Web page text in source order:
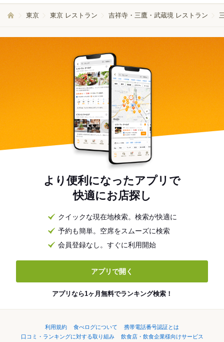
東京 東京 レストラン 吉祥寺・三鷹・武蔵境 レストラン
より便利になったアプリで
快適にお店探し
クイックな現在地検索。検索が快適に
予約も簡単。空席をスムーズに検索
会員登録なし。すぐに利用開始
アプリで開く
アプリなら1ヶ月無料でランキング検索！
利用規約 食べログについて
携帯電話番号認証とは
口コミ・ランキングに対する取り組み
飲食店・飲食企業様向けサービス